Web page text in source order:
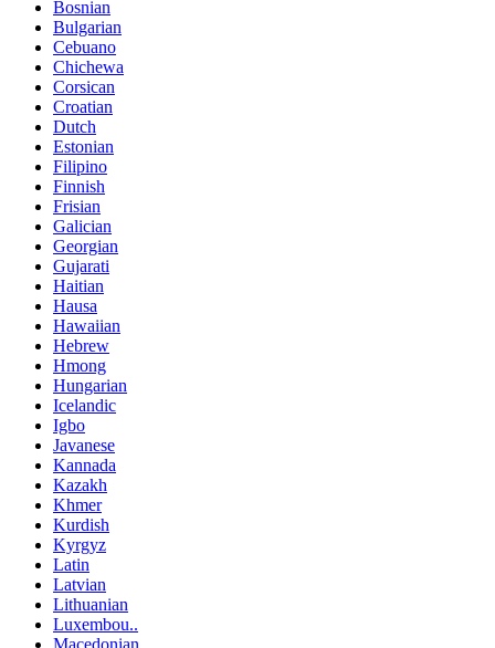
Bosnian
Bulgarian
Cebuano
Chichewa
Corsican
Croatian
Dutch
Estonian
Filipino
Finnish
Frisian
Galician
Georgian
Gujarati
Haitian
Hausa
Hawaiian
Hebrew
Hmong
Hungarian
Icelandic
Igbo
Javanese
Kannada
Kazakh
Khmer
Kurdish
Kyrgyz
Latin
Latvian
Lithuanian
Luxembou..
Macedonian